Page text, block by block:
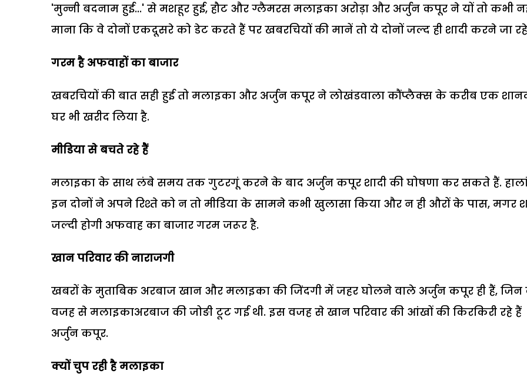
'मुन्नी बदनाम हुई...' से मशहूर हुई, हौट और ग्लैमरस मलाइका अरोड़ा और अर्जुन कपूर ने यों तो कभी
माना कि वे दोनों एकदूसरे को डेट करते हैं पर खबरचियों की मानें तो ये दोनों जल्द ही शादी करने जा
गरम है अफवाहों का बाजार
खबरचियों की बात सही हुई तो मलाइका और अर्जुन कपूर ने लोखंडवाला कौंप्लैक्स के करीब एक
घर भी खरीद लिया है.
मीडिया से बचते रहे हैं
मलाइका के साथ लंबे समय तक गुटरगूं करने के बाद अर्जुन कपूर शादी की घोषणा कर सकते हैं.
इन दोनों ने अपने रिश्ते को न तो मीडिया के सामने कभी खुलासा किया और न ही औरों के पास, मगर
जल्दी होगी अफवाह का बाजार गरम जरूर है.
खान परिवार की नाराजगी
खबरों के मुताबिक अरबाज खान और मलाइका की जिंदगी में जहर घोलने वाले अर्जुन कपूर ही हैं, जिन
वजह से मलाइकाअरबाज की जोङी टूट गई थी. इस वजह से खान परिवार की आंखों की किरकिरी रहे हैं
अर्जुन कपूर.
क्यों चुप रही है मलाइका